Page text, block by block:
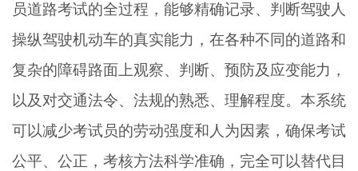
员道路考试的全过程，能够精确记录、判断驾驶人
操纵驾驶机动车的真实能力，在各种不同的道路和
复杂的障碍路面上观察、判断、预防及应变能力，
以及对交通法令、法规的熟悉、理解程度。本系统
可以减少考试员的劳动强度和人为因素，确保考试
公平、公正，考核方法科学准确，完全可以替代目